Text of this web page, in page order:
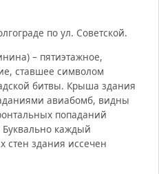
по ул. Советской.
– пятиэтажное,
ставшее символом
битвы. Крыша здания
авиабомб, видны
попаданий
Буквально каждый
стен здания иссечен